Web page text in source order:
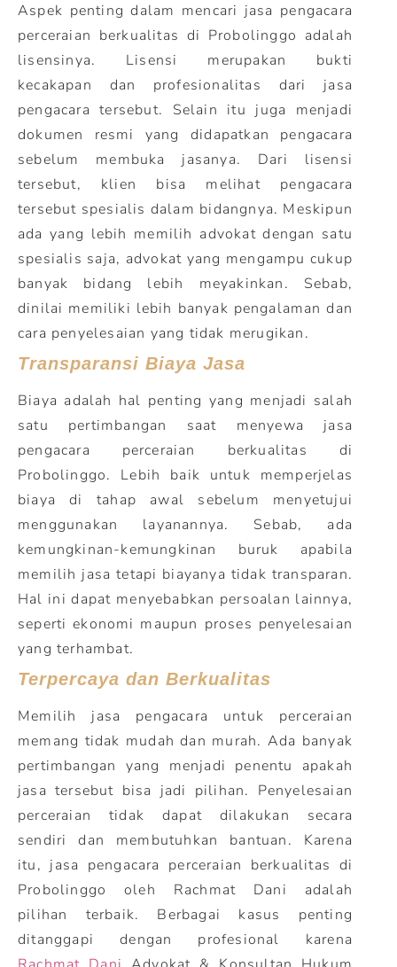
Aspek penting dalam mencari jasa pengacara
perceraian berkualitas di Probolinggo adalah
lisensinya. Lisensi merupakan bukti
kecakapan dan profesionalitas dari jasa
pengacara tersebut. Selain itu juga menjadi
dokumen resmi yang didapatkan pengacara
sebelum membuka jasanya. Dari lisensi
tersebut, klien bisa melihat pengacara
tersebut spesialis dalam bidangnya. Meskipun
ada yang lebih memilih advokat dengan satu
spesialis saja, advokat yang mengampu cukup
banyak bidang lebih meyakinkan. Sebab,
dinilai memiliki lebih banyak pengalaman dan
cara penyelesaian yang tidak merugikan.
Transparansi Biaya Jasa
Biaya adalah hal penting yang menjadi salah
satu pertimbangan saat menyewa jasa
pengacara perceraian berkualitas di
Probolinggo. Lebih baik untuk memperjelas
biaya di tahap awal sebelum menyetujui
menggunakan layanannya. Sebab, ada
kemungkinan-kemungkinan buruk apabila
memilih jasa tetapi biayanya tidak transparan.
Hal ini dapat menyebabkan persoalan lainnya,
seperti ekonomi maupun proses penyelesaian
yang terhambat.
Terpercaya dan Berkualitas
Memilih jasa pengacara untuk perceraian
memang tidak mudah dan murah. Ada banyak
pertimbangan yang menjadi penentu apakah
jasa tersebut bisa jadi pilihan. Penyelesaian
perceraian tidak dapat dilakukan secara
sendiri dan membutuhkan bantuan. Karena
itu, jasa pengacara perceraian berkualitas di
Probolinggo oleh Rachmat Dani adalah
pilihan terbaik. Berbagai kasus penting
ditanggapi dengan profesional karena